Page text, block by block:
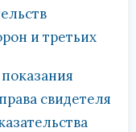
и третьих
свидетеля